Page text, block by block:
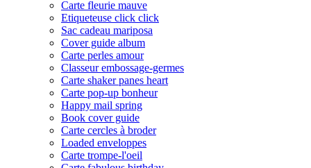
Carte fleurie mauve
Etiqueteuse click click
Sac cadeau mariposa
Cover guide album
Carte perles amour
Classeur embossage-germes
Carte shaker panes heart
Carte pop-up bonheur
Happy mail spring
Book cover guide
Carte cercles à broder
Loaded enveloppes
Carte trompe-l'oeil